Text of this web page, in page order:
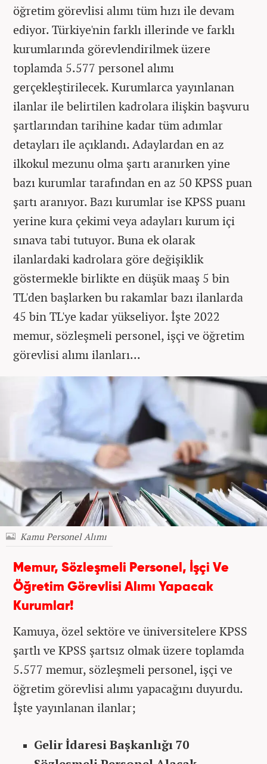
öğretim görevlisi alımı tüm hızı ile devam
ediyor. Türkiye'nin farklı illerinde ve farklı
kurumlarında görevlendirilmek üzere
toplamda 5.577 personel alımı
gerçekleştirilecek. Kurumlarca yayınlanan
ilanlar ile belirtilen kadrolara ilişkin başvuru
şartlarından tarihine kadar tüm adımlar
detayları ile açıklandı. Adaylardan en az
ilkokul mezunu olma şartı aranırken yine
bazı kurumlar tarafından en az 50 KPSS puan
şartı aranıyor. Bazı kurumlar ise KPSS puanı
yerine kura çekimi veya adayları kurum içi
sınava tabi tutuyor. Buna ek olarak
ilanlardaki kadrolara göre değişiklik
göstermekle birlikte en düşük maaş 5 bin
TL'den başlarken bu rakamlar bazı ilanlarda
45 bin TL'ye kadar yükseliyor. İşte 2022
memur, sözleşmeli personel, işçi ve öğretim
görevlisi alımı ilanları...
Kamu Personel Alımı
Memur, Sözleşmeli Personel, İşçi Ve
Öğretim Görevlisi Alımı Yapacak
Kurumlar!
Kamuya, özel sektöre ve üniversitelere KPSS
şartlı ve KPSS şartsız olmak üzere toplamda
5.577 memur, sözleşmeli personel, işçi ve
öğretim görevlisi alımı yapacağını duyurdu.
İşte yayınlanan ilanlar;
Gelir İdaresi Başkanlığı 70